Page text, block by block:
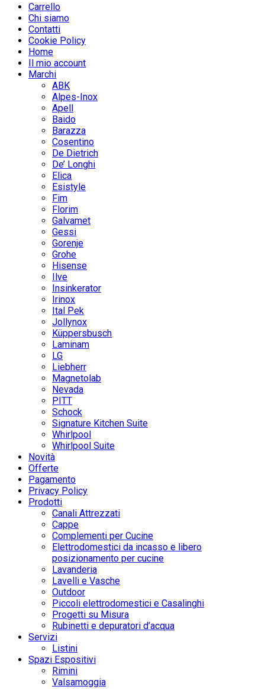
Carrello
Chi siamo
Contatti
Cookie Policy
Home
Il mio account
Marchi
ABK
Alpes-Inox
Apell
Baido
Barazza
Cosentino
De Dietrich
De’ Longhi
Elica
Esistyle
Fim
Florim
Galvamet
Gessi
Gorenje
Grohe
Hisense
Ilve
Insinkerator
Irinox
Ital Pek
Jollynox
Küppersbusch
Laminam
LG
Liebherr
Magnetolab
Nevada
PITT
Schock
Signature Kitchen Suite
Whirlpool
Whirlpool Suite
Novità
Offerte
Pagamento
Privacy Policy
Prodotti
Canali Attrezzati
Cappe
Complementi per Cucine
Elettrodomestici da incasso e libero
posizionamento per cucine
Lavanderia
Lavelli e Vasche
Outdoor
Piccoli elettrodomestici e Casalinghi
Progetti su Misura
Rubinetti e depuratori d’acqua
Servizi
Listini
Spazi Espositivi
Rimini
Valsamoggia